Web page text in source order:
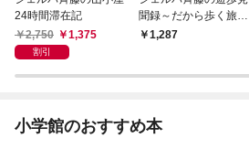
24時間滞在記
2,750
1,375
割引
聞録～だから歩く旅は
やめられない～
1,287
小学館のおすすめ本